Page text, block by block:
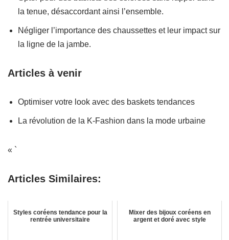
la tenue, désaccordant ainsi l’ensemble.
Négliger l’importance des chaussettes et leur impact sur
la ligne de la jambe.
Articles à venir
Optimiser votre look avec des baskets tendances
La révolution de la K-Fashion dans la mode urbaine
« `
Articles Similaires:
Styles coréens tendance pour la
rentrée universitaire
Mixer des bijoux coréens en
argent et doré avec style